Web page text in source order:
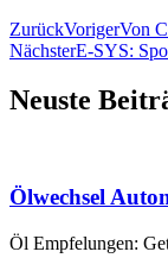
ZurückVorigerVon
NächsterE-SYS:
Neuste
Ölwechsel
Öl Empfelungen: